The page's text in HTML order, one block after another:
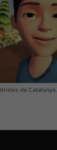
de Catalunya.